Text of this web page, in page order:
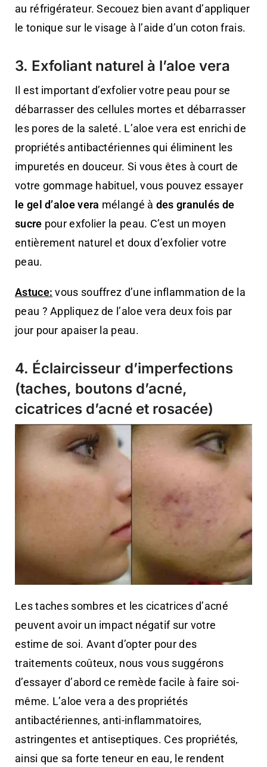
au réfrigérateur. Secouez bien avant d’appliquer
le tonique sur le visage à l’aide d’un coton frais.
3. Exfoliant naturel à l’aloe vera
Il est important d’exfolier votre peau pour se
débarrasser des cellules mortes et débarrasser
les pores de la saleté. L’aloe vera est enrichi de
propriétés antibactériennes qui éliminent les
impuretés en douceur. Si vous êtes à court de
votre gommage habituel, vous pouvez essayer
le gel d’aloe vera mélangé à des granulés de
sucre pour exfolier la peau. C’est un moyen
entièrement naturel et doux d’exfolier votre
peau.
Astuce: vous souffrez d’une inflammation de la
peau ? Appliquez de l’aloe vera deux fois par
jour pour apaiser la peau.
4. Éclaircisseur d’imperfections
(taches, boutons d’acné,
cicatrices d’acné et rosacée)
Les taches sombres et les cicatrices d’acné
peuvent avoir un impact négatif sur votre
estime de soi. Avant d’opter pour des
traitements coûteux, nous vous suggérons
d’essayer d’abord ce remède facile à faire soi-
même. L’aloe vera a des propriétés
antibactériennes, anti-inflammatoires,
astringentes et antiseptiques. Ces propriétés,
ainsi que sa forte teneur en eau, le rendent